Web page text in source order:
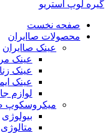
گیره لوپ استریو
صفحه نخست
محصولات صاایران
عینک صاایران
عینک
عینک
عینک
لوازم
میکروسکوپ
بیولوژی
متالوژی